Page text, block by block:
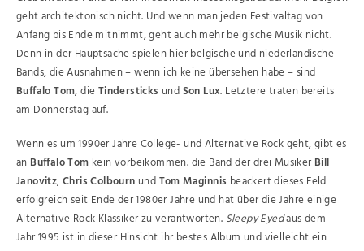
geht architektonisch nicht. Und wenn man jeden Festivaltag von
Anfang bis Ende mitnimmt, geht auch mehr belgische Musik nicht.
Denn in der Hauptsache spielen hier belgische und niederländische
Bands, die Ausnahmen – wenn ich keine übersehen habe – sind
Buffalo Tom, dieTindersticks undSon Lux. Letztere traten bereits
am Donnerstag auf.
Wenn es um 1990er Jahre College- und Alternative Rock geht, gibt es
an Buffalo Tom kein vorbeikommen. die Band der drei Musiker Bill
Janovitz,Chris Colbourn undTom Maginnis beackert dieses Feld
erfolgreich seit Ende der 1980er Jahre und hat über die Jahre einige
Alternative Rock Klassiker zu verantworten. Sleepy Eyedaus dem
Jahr 1995 ist in dieser Hinsicht ihr bestes Album und vielleicht ein